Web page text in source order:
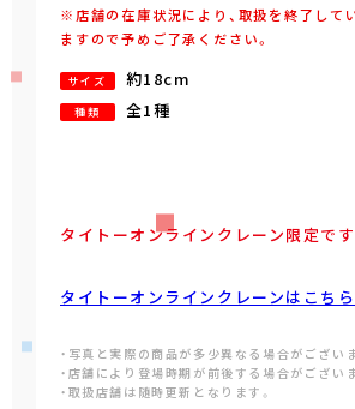
※店舗の在庫状況により、取扱を終了して
ますので予めご了承ください。
サイズ 約18cm
種類 全1種
タイトーオンラインクレーン限定です
タイトーオンラインクレーンはこちら
・写真と実際の商品が多少異なる場合がござい
・店舗により登場時期が前後する場合がござい
・取扱店舗は随時更新となります。